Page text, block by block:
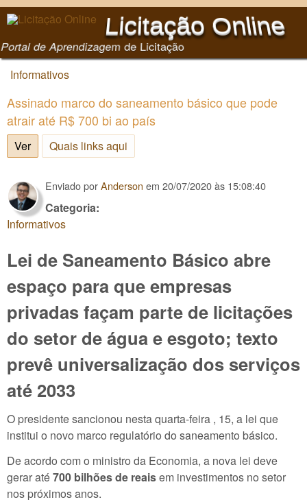
Pular para o conteúdo
principal
Licitação Online
Portal de Aprendizagem de Licitação
Você está aqui
Informativos
Assinado marco do saneamento básico que pode
atrair até R$ 700 bi ao país
Ver(aba ativa)
Quais links aqui
Enviado porAnderson em 20/07/2020 às 15:08:40
Categoria:
Informativos
Lei de Saneamento Básico abre
espaço para que empresas
privadas façam parte de licitações
do setor de água e esgoto; texto
prevê universalização dos serviços
até 2033
O presidente sancionou nesta quarta-feira , 15, a lei que
institui o novo marco regulatório do saneamento básico.
De acordo com o ministro da Economia, a nova lei deve
gerar até700 bilhões de reaisem investimentos no setor
nos próximos anos.